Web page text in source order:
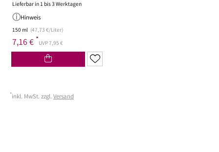
Lieferbar in 1 bis 3 Werktagen
Hinweis
150 ml (47,73 €/Liter)
7,16 € *UVP 7,95 €
*inkl. MwSt. zzgl. Versand